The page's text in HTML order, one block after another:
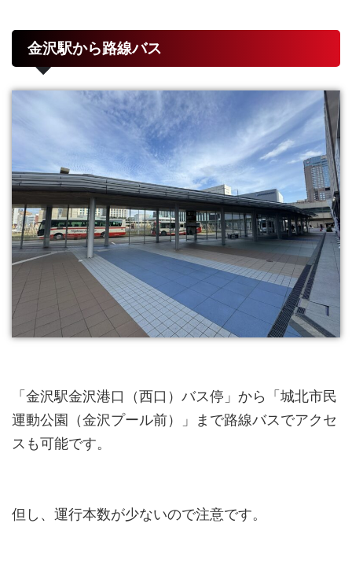
金沢駅から路線バス
「金沢駅金沢港口（西口）バス停」から「城北市民
運動公園（金沢プール前）」まで路線バスでアクセ
スも可能です。
但し、運行本数が少ないので注意です。